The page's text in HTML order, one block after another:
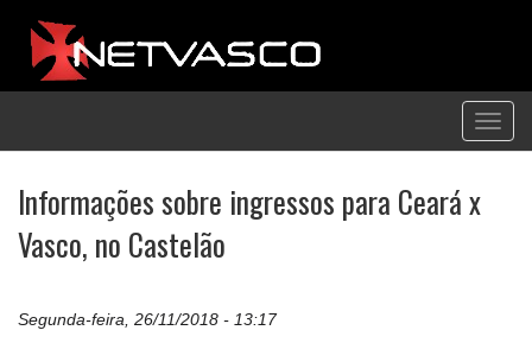
Informações sobre ingressos para Ceará x
Vasco, no Castelão
Segunda-feira, 26/11/2018 - 13:17